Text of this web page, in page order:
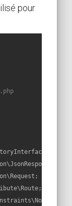
pour
\JsonResponse
\Request
\Route
\